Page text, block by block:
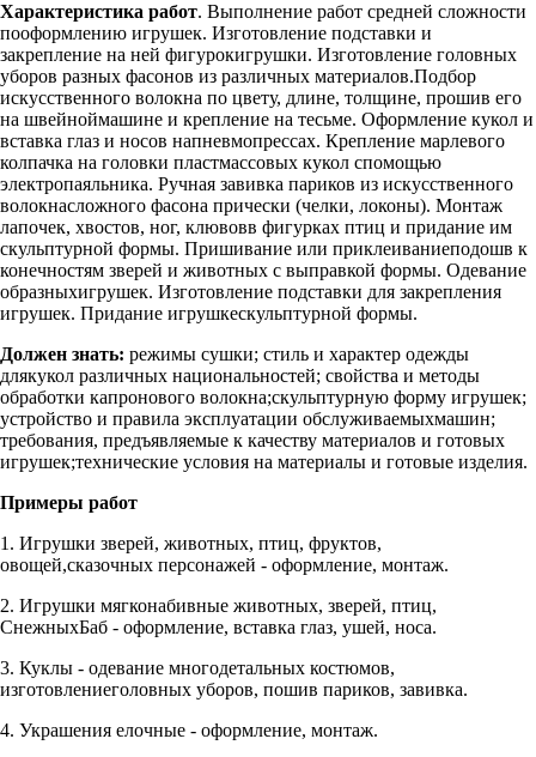
Характеристика работ. Выполнение работ средней сложности
пооформлению игрушек. Изготовление подставки и
закрепление на ней фигурокигрушки. Изготовление головных
уборов разных фасонов из различных материалов.Подбор
искусственного волокна по цвету, длине, толщине, прошив его
на швейноймашине и крепление на тесьме. Оформление кукол и
вставка глаз и носов напневмопрессах. Крепление марлевого
колпачка на головки пластмассовых кукол спомощью
электропаяльника. Ручная завивка париков из искусственного
волокнасложного фасона прически (челки, локоны). Монтаж
лапочек, хвостов, ног, клювовв фигурках птиц и придание им
скульптурной формы. Пришивание или приклеиваниеподошв к
конечностям зверей и животных с выправкой формы. Одевание
образныхигрушек. Изготовление подставки для закрепления
игрушек. Придание игрушкескульптурной формы.
Должен знать: режимы сушки; стиль и характер одежды
длякукол различных национальностей; свойства и методы
обработки капронового волокна;скульптурную форму игрушек;
устройство и правила эксплуатации обслуживаемыхмашин;
требования, предъявляемые к качеству материалов и готовых
игрушек;технические условия на материалы и готовые изделия.
Примеры работ
1. Игрушки зверей, животных, птиц, фруктов,
овощей,сказочных персонажей - оформление, монтаж.
2. Игрушки мягконабивные животных, зверей, птиц,
СнежныхБаб - оформление, вставка глаз, ушей, носа.
3. Куклы - одевание многодетальных костюмов,
изготовлениеголовных уборов, пошив париков, завивка.
4. Украшения елочные - оформление, монтаж.